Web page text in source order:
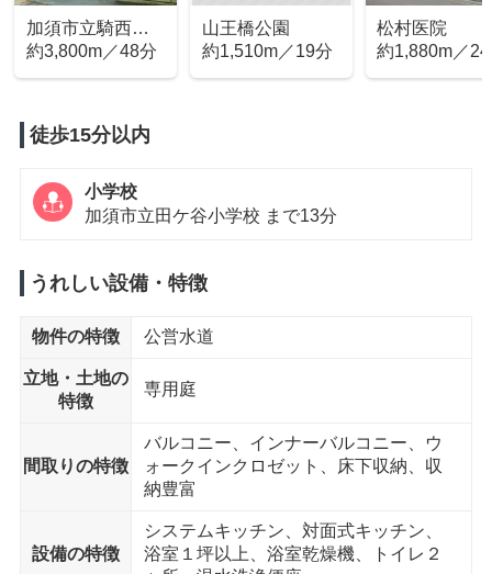
加須市立騎西中
学校
約3,800m／48分
山王橋公園
約1,510m／19分
松村医院
約1,880m／
徒歩15分以内
小学校
加須市立田ケ谷小学校 まで13分
うれしい設備・特徴
物件の特徴 公営水道
立地・土地の
特徴
専用庭
間取りの特徴
バルコニー、インナーバルコニー、ウ
ォークインクロゼット、床下収納、収
納豊富
設備の特徴
システムキッチン、対面式キッチン、
浴室１坪以上、浴室乾燥機、トイレ２